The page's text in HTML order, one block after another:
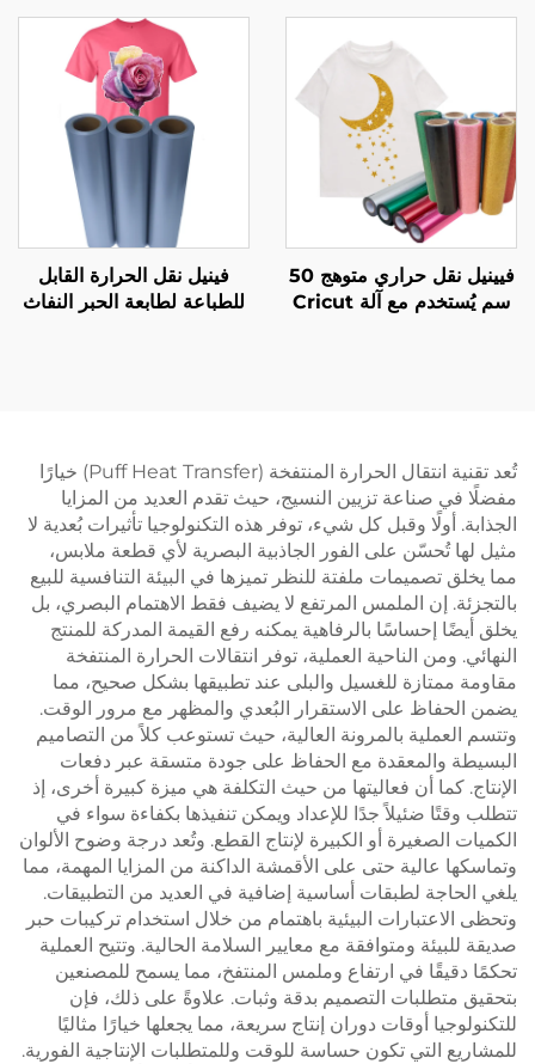
مع رؤوس الطابعات Epson
I3200 I1600 Xp600 1390
4720 Tx800
فيينيل نقل حراري متوهج 50
سم يُستخدم مع آلة Cricut
فينيل نقل الحرارة القابل
للطباعة لطابعة الحبر النفاث
تُعد تقنية انتقال الحرارة المنتفخة (Puff Heat Transfer) خيارًا
مفضلًا في صناعة تزيين النسيج، حيث تقدم العديد من المزايا
الجذابة. أولًا وقبل كل شيء، توفر هذه التكنولوجيا تأثيرات بُعدية لا
مثيل لها تُحسّن على الفور الجاذبية البصرية لأي قطعة ملابس،
مما يخلق تصميمات ملفتة للنظر تميزها في البيئة التنافسية للبيع
بالتجزئة. إن الملمس المرتفع لا يضيف فقط الاهتمام البصري، بل
يخلق أيضًا إحساسًا بالرفاهية يمكنه رفع القيمة المدركة للمنتج
النهائي. ومن الناحية العملية، توفر انتقالات الحرارة المنتفخة
مقاومة ممتازة للغسيل والبلى عند تطبيقها بشكل صحيح، مما
يضمن الحفاظ على الاستقرار البُعدي والمظهر مع مرور الوقت.
وتتسم العملية بالمرونة العالية، حيث تستوعب كلاً من التصاميم
البسيطة والمعقدة مع الحفاظ على جودة متسقة عبر دفعات
الإنتاج. كما أن فعاليتها من حيث التكلفة هي ميزة كبيرة أخرى، إذ
تتطلب وقتًا ضئيلاً جدًا للإعداد ويمكن تنفيذها بكفاءة سواء في
الكميات الصغيرة أو الكبيرة لإنتاج القطع. وتُعد درجة وضوح الألوان
وتماسكها عالية حتى على الأقمشة الداكنة من المزايا المهمة، مما
يلغي الحاجة لطبقات أساسية إضافية في العديد من التطبيقات.
وتحظى الاعتبارات البيئية باهتمام من خلال استخدام تركيبات حبر
صديقة للبيئة ومتوافقة مع معايير السلامة الحالية. وتتيح العملية
تحكمًا دقيقًا في ارتفاع وملمس المنتفخ، مما يسمح للمصنعين
بتحقيق متطلبات التصميم بدقة وثبات. علاوةً على ذلك، فإن
للتكنولوجيا أوقات دوران إنتاج سريعة، مما يجعلها خيارًا مثاليًا
للمشاريع التي تكون حساسة للوقت وللمتطلبات الإنتاجية الفورية.